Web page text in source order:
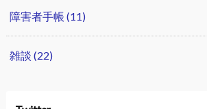
障害者手帳 (11)
雑談 (22)